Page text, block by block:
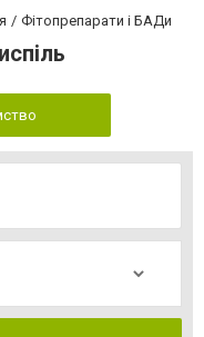
Фітопрепарати і БАДи